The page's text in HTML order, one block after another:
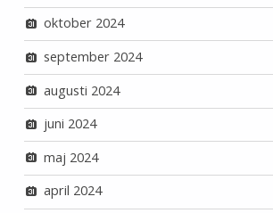
oktober 2024
september 2024
augusti 2024
juni 2024
maj 2024
april 2024